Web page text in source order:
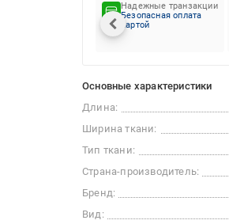
Надежные транзакции
Безопасная оплата
картой
Основные характеристики
Длина:
Ширина ткани:
Тип ткани:
Страна-производитель:
Бренд:
Вид: